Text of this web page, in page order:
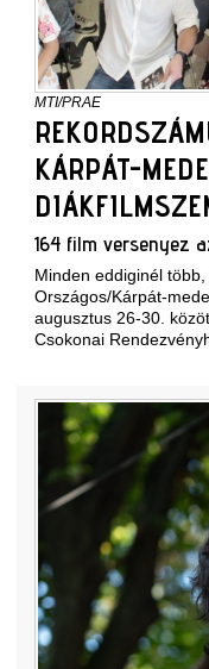
MTI/PRAE
KÁRPÁT-
164 film versenyez
Minden eddiginél
Országos/Kárpát-
augusztus 26-30.
Csokonai